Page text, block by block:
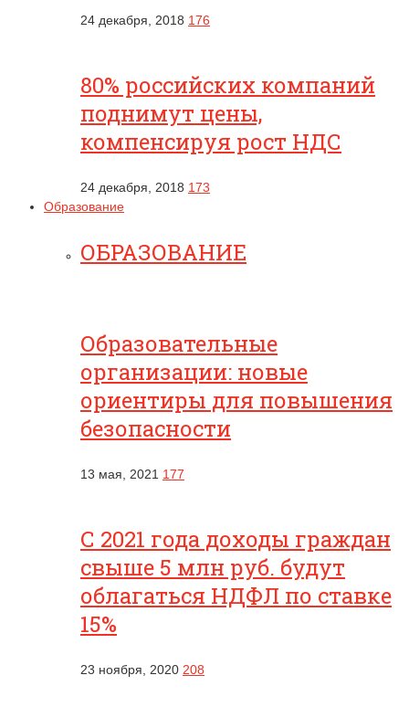
24 декабря, 2018 176
80% российских компаний
поднимут цены,
компенсируя рост НДС
24 декабря, 2018 173
Образование
ОБРАЗОВАНИЕ
Образовательные
организации: новые
ориентиры для повышения
безопасности
13 мая, 2021 177
С 2021 года доходы граждан
свыше 5 млн руб. будут
облагаться НДФЛ по ставке
15%
23 ноября, 2020 208